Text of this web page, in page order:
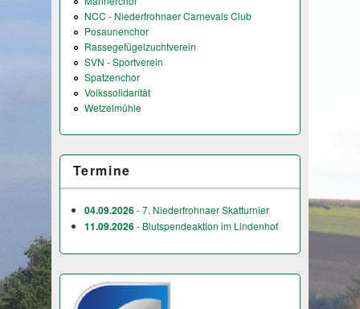
NCC - Niederfrohnaer Carnevals Club
Posaunenchor
Rassegefügelzuchtverein
SVN - Sportverein
Spatzenchor
Volkssolidarität
Wetzelmühle
Termine
04.09.2026- 7. Niederfrohnaer Skatturnier
11.09.2026- Blutspendeaktion im Lindenhof